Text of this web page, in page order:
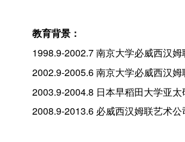
教育背景：
1998.9-2002.7 南京大学必威西汉
2002.9-2005.6 南京大学必威西汉
2003.9-2004.8 日本早稻田大学亚太
2008.9-2013.6 必威西汉姆联艺术